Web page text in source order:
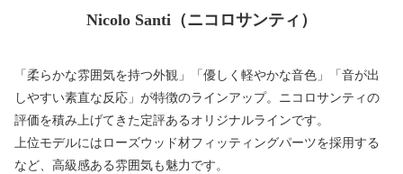
Nicolo Santi（ニコロサンティ）
「柔らかな雰囲気を持つ外観」「優しく軽やかな音色」「音が出
しやすい素直な反応」が特徴のラインアップ。ニコロサンティの
評価を積み上げてきた定評あるオリジナルラインです。
上位モデルにはローズウッド材フィッティングパーツを採用する
など、高級感ある雰囲気も魅力です。